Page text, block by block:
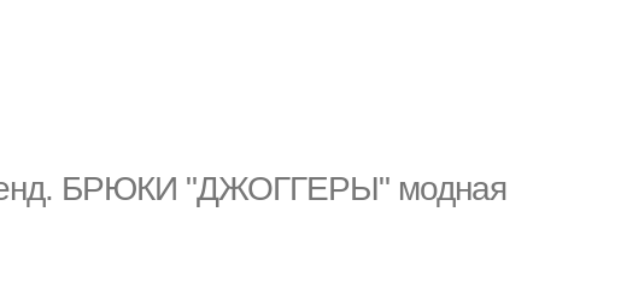
БРЮКИ "ДЖОГГЕРЫ" модная